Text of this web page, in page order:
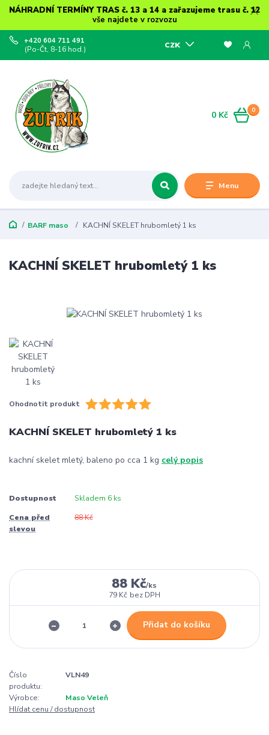
NÁHRADNÍ TERMÍNY TRAS č. 13 a 14 a zařazujeme trasu č. 12
vše najdete v rozvozu
Menu
CZK
+420 604 711 491
(Po-Čt, 8-16 hod.)
0
0 Kč
BARF maso KACHNÍ SKELET hrubomletý 1 ks
KACHNÍ SKELET hrubomletý 1 ks
Ohodnotit produkt
KACHNÍ SKELET hrubomletý 1 ks
kachní skelet mletý, baleno po cca 1 kg celý popis
Dostupnost Skladem 6 ks
Cena před
slevou
88 Kč
88 Kč/ks
79 Kč bez DPH
Přidat do košíku
Číslo
produktu:
VLN49
Výrobce:
Maso Veleň
Hlídat cenu / dostupnost